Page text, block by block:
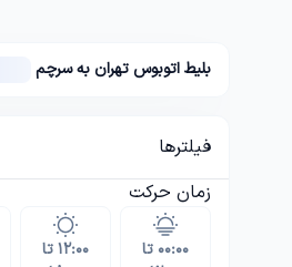
بلیط اتوبوس تهران به سرچم
فیلترها
زمان حرکت
۰۰:۰۰ تا
۱۲:۰۰ تا